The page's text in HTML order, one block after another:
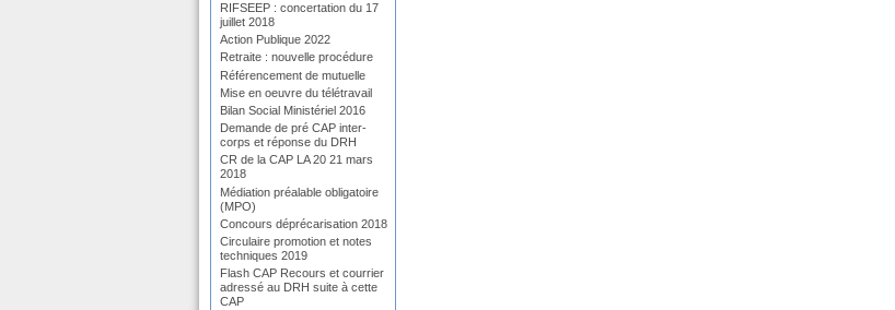
RIFSEEP : concertation du 17
juillet 2018
Action Publique 2022
Retraite : nouvelle procédure
Référencement de mutuelle
Mise en oeuvre du télétravail
Bilan Social Ministériel 2016
Demande de pré CAP inter-
corps et réponse du DRH
CR de la CAP LA 20 21 mars
2018
Médiation préalable obligatoire
(MPO)
Concours déprécarisation 2018
Circulaire promotion et notes
techniques 2019
Flash CAP Recours et courrier
adressé au DRH suite à cette
CAP